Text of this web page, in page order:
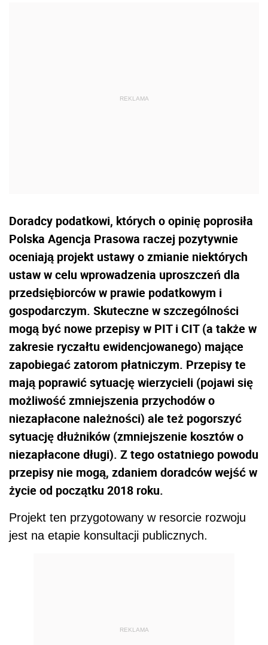
Doradcy podatkowi, których o opinię poprosiła
Polska Agencja Prasowa raczej pozytywnie
oceniają projekt ustawy o zmianie niektórych
ustaw w celu wprowadzenia uproszczeń dla
przedsiębiorców w prawie podatkowym i
gospodarczym. Skuteczne w szczególności
mogą być nowe przepisy w PIT i CIT (a także w
zakresie ryczałtu ewidencjowanego) mające
zapobiegać zatorom płatniczym. Przepisy te
mają poprawić sytuację wierzycieli (pojawi się
możliwość zmniejszenia przychodów o
niezapłacone należności) ale też pogorszyć
sytuację dłużników (zmniejszenie kosztów o
niezapłacone długi). Z tego ostatniego powodu
przepisy nie mogą, zdaniem doradców wejść w
życie od początku 2018 roku.
Projekt ten przygotowany w resorcie rozwoju
jest na etapie konsultacji publicznych.
REKLAMA